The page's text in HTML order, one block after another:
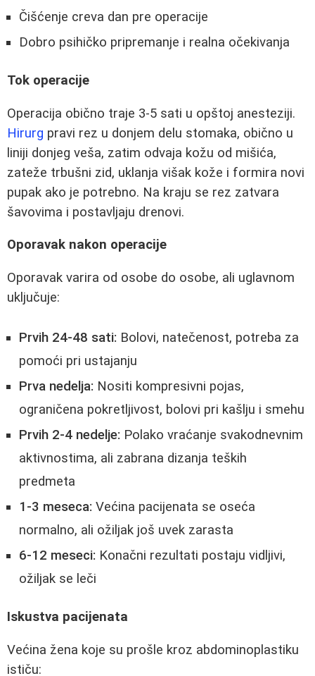
Čišćenje creva dan pre operacije
Dobro psihičko pripremanje i realna očekivanja
Tok operacije
Operacija obično traje 3-5 sati u opštoj anesteziji.
Hirurg pravi rez u donjem delu stomaka, obično u
liniji donjeg veša, zatim odvaja kožu od mišića,
zateže trbušni zid, uklanja višak kože i formira novi
pupak ako je potrebno. Na kraju se rez zatvara
šavovima i postavljaju drenovi.
Oporavak nakon operacije
Oporavak varira od osobe do osobe, ali uglavnom
uključuje:
Prvih 24-48 sati: Bolovi, natečenost, potreba za
pomoći pri ustajanju
Prva nedelja: Nositi kompresivni pojas,
ograničena pokretljivost, bolovi pri kašlju i smehu
Prvih 2-4 nedelje: Polako vraćanje svakodnevnim
aktivnostima, ali zabrana dizanja teških
predmeta
1-3 meseca: Većina pacijenata se oseća
normalno, ali ožiljak još uvek zarasta
6-12 meseci: Konačni rezultati postaju vidljivi,
ožiljak se leči
Iskustva pacijenata
Većina žena koje su prošle kroz abdominoplastiku
ističu: